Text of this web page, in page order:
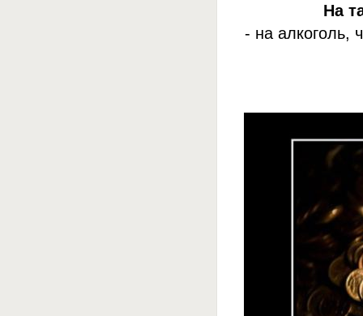
На
- на алкоголь,